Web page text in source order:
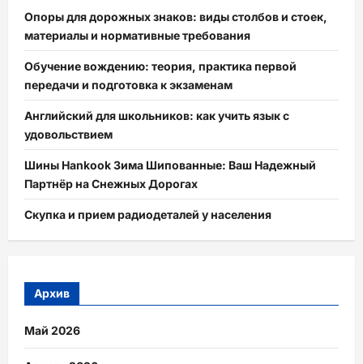
Опоры для дорожных знаков: виды столбов и стоек,
материалы и нормативные требования
Обучение вождению: теория, практика первой
передачи и подготовка к экзаменам
Английский для школьников: как учить язык с
удовольствием
Шины Hankook Зима Шипованные: Ваш Надежный
Партнёр на Снежных Дорогах
Скупка и прием радиодеталей у населения
Архив
Май 2026